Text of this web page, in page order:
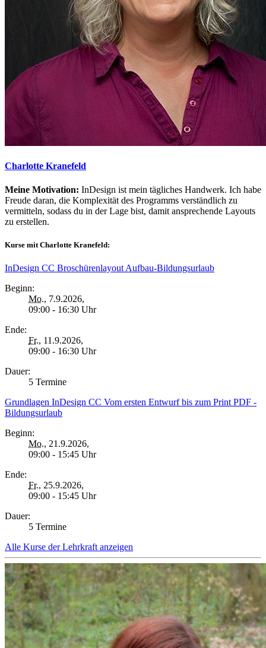
Charlotte Kranefeld
Meine Motivation: InDesign ist mein tägliches Handwerk. Ich habe
Freude daran, die Komplexität des Programms verständlich zu
vermitteln, sodass du in der Lage bist, damit ansprechende Layouts
zu erstellen.
Kurse mit Charlotte Kranefeld:
InDesign CC Broschürenlayout Aufbau-Bildungsurlaub
Beginn:
Mo., 7.9.2026,
09:00 - 16:30 Uhr
Ende:
Fr., 11.9.2026,
09:00 - 16:30 Uhr
Dauer:
5 Termine
Grundlagen InDesign CC Vom ersten Entwurf bis zum Print PDF -
Bildungsurlaub
Beginn:
Mo., 21.9.2026,
09:00 - 15:45 Uhr
Ende:
Fr., 25.9.2026,
09:00 - 15:45 Uhr
Dauer:
5 Termine
Alle Kurse der Lehrkraft anzeigen